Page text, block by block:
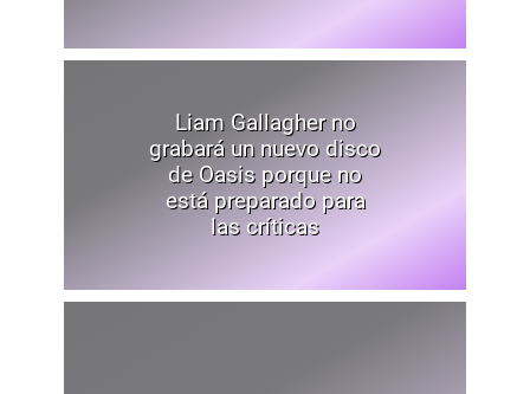
Liam Gallagher no
grabará un nuevo disco
de Oasis porque no
está preparado para
las críticas